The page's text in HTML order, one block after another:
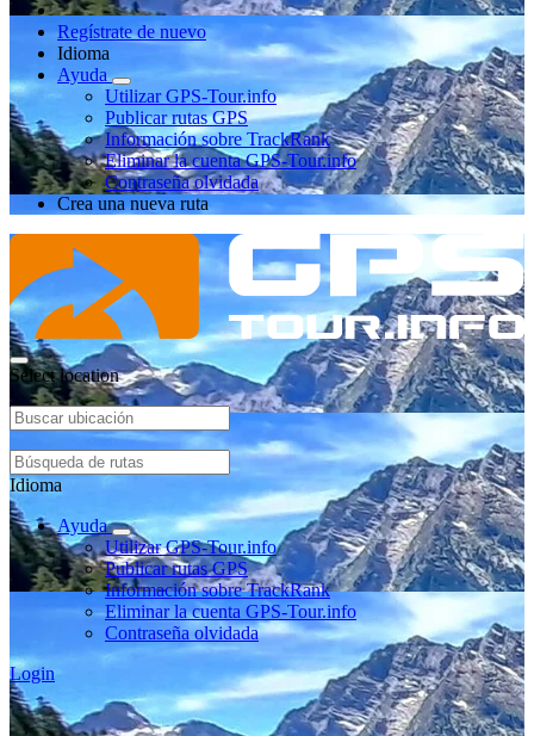
Regístrate de nuevo
Idioma
Ayuda
Utilizar GPS-Tour.info
Publicar rutas GPS
Información sobre TrackRank
Eliminar la cuenta GPS-Tour.info
Contraseña olvidada
Crea una nueva ruta
Select location
Idioma
Ayuda
Utilizar GPS-Tour.info
Publicar rutas GPS
Información sobre TrackRank
Eliminar la cuenta GPS-Tour.info
Contraseña olvidada
Login